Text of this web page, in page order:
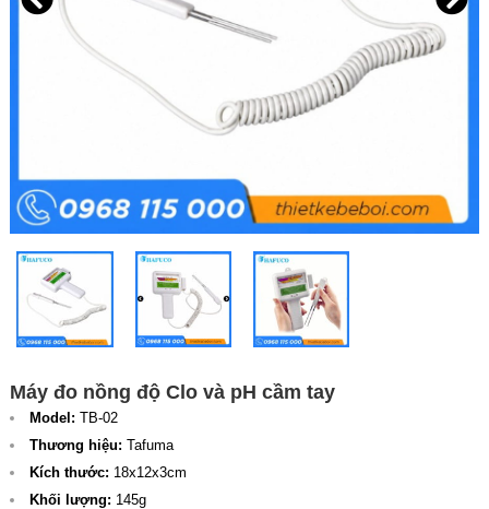
Máy đo nồng độ Clo và pH cầm tay
Model: TB-02
Thương hiệu: Tafuma
Kích thước: 18x12x3cm
Khối lượng: 145g